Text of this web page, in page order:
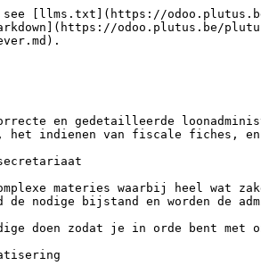
see [llms.txt](https://
odoo.plutus.be/
en gedetailleerde
indienen van fiscale fiches,
materies waarbij heel wat
bijstand en worden de
doen zodat je in orde bent met